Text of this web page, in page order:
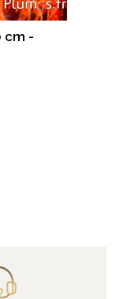
cm -